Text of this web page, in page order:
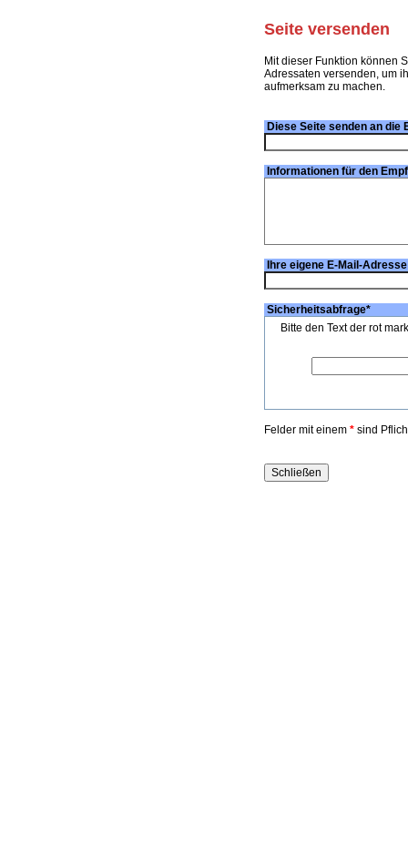
Seite versenden
Mit dieser Funktion können
Adressaten versenden, um
aufmerksam zu machen.
Diese Seite senden an die
Informationen für den
Ihre eigene E-Mail-
Sicherheitsabfrage*
Bitte den Text der rot
Felder mit einem * sind